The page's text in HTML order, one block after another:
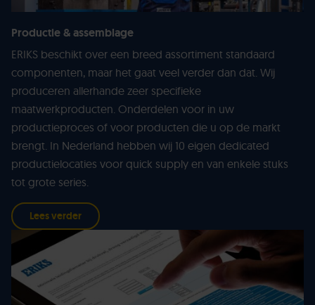
Productie & assemblage
ERIKS beschikt over een breed assortiment standaard
componenten, maar het gaat veel verder dan dat. Wij
produceren allerhande zeer specifieke
maatwerkproducten. Onderdelen voor in uw
productieproces of voor producten die u op de markt
brengt. In Nederland hebben wij 10 eigen dedicated
productielocaties voor quick supply en van enkele stuks
tot grote series.
Lees verder